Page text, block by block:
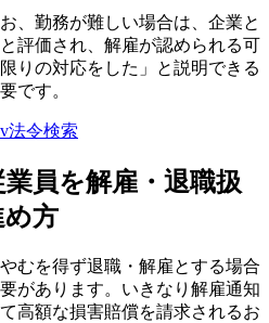
、勤務が難しい場合は、企業と
評価され、解雇が認められる可
りの対応をした」と説明できる
です。
法令検索
員を解雇・退職扱
方
むを得ず退職・解雇とする場合
があります。いきなり解雇通知
高額な損害賠償を請求されるお